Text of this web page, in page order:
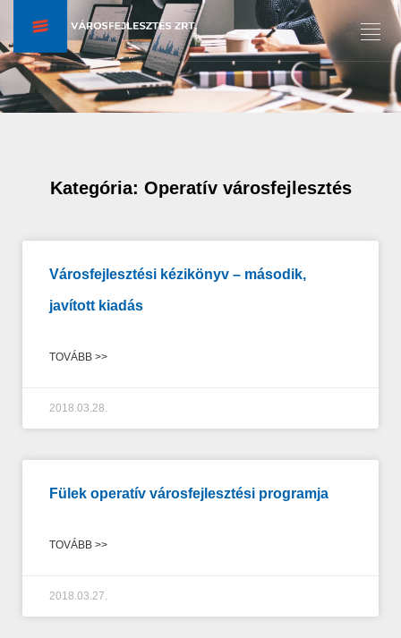
Kategória: Operatív városfejlesztés
Városfejlesztési kézikönyv – második,
javított kiadás
TOVÁBB >>
2018.03.28.
Fülek operatív városfejlesztési programja
TOVÁBB >>
2018.03.27.